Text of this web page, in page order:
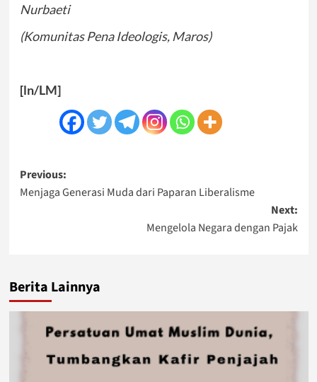
Nurbaeti
(Komunitas Pena Ideologis, Maros)
[ln/LM]
Post
navigation
Previous:
Menjaga Generasi Muda dari Paparan Liberalisme
Next:
Mengelola Negara dengan Pajak
Berita Lainnya